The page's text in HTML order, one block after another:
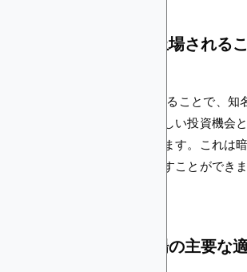
CoinMarketCapに上場される
CoinMarketCapに上場されることで、知
性、市場データ、洞察、新しい投資機会
プへのアクセスが提供されます。これは
クトに大きな利益をもたらすことができま
CoinMarketCap上場の主要な